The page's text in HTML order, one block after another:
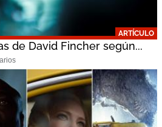
ARTÍCULO
de David Fincher según...